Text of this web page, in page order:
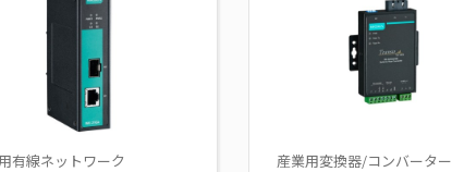
有線ネットワーク 産業用変換器/コンバーター